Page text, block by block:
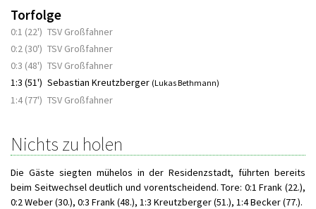
Torfolge
0:1 (22') TSV Großfahner
0:2 (30') TSV Großfahner
0:3 (48') TSV Großfahner
1:3 (51') Sebastian Kreutzberger (Lukas Bethmann)
1:4 (77') TSV Großfahner
Nichts zu holen
Die Gäste siegten mühelos in der Residenzstadt, führten bereits
beim Seitwechsel deutlich und vorentscheidend. Tore: 0:1 Frank (22.),
0:2 Weber (30.), 0:3 Frank (48.), 1:3 Kreutzberger (51.), 1:4 Becker (77.).